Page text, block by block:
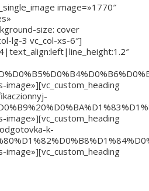
image=»1770″
size: cover
lg-3 vc_col-xs-6″]
image»][vc_custom_heading
image»][vc_custom_heading
k-
image»][vc_custom_heading